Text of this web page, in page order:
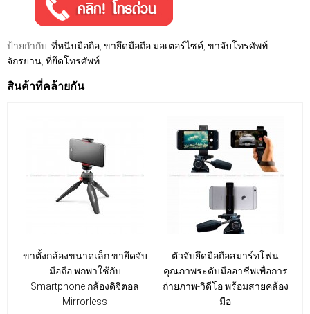
ป้ายกำกับ: ที่หนีบมือถือ ขายึดมือถือ มอเตอร์ไซค์ ขาจับโทรศัพท์
จักรยาน ที่ยึดโทรศัพท์
สินค้าที่คล้ายกัน
ขาตั้งกล้องขนาดเล็ก ขายึดจับ
มือถือ พกพาใช้กับ
Smartphone กล้องดิจิตอล
Mirrorless
ตัวจับยึดมือถือสมาร์ทโฟน
คุณภาพระดับมืออาชีพเพื่อการ
ถ่ายภาพ-วิดีโอ พร้อมสายคล้อง
มือ